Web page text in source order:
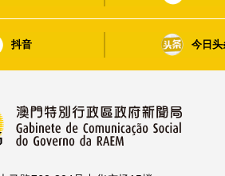
抖音 今日头